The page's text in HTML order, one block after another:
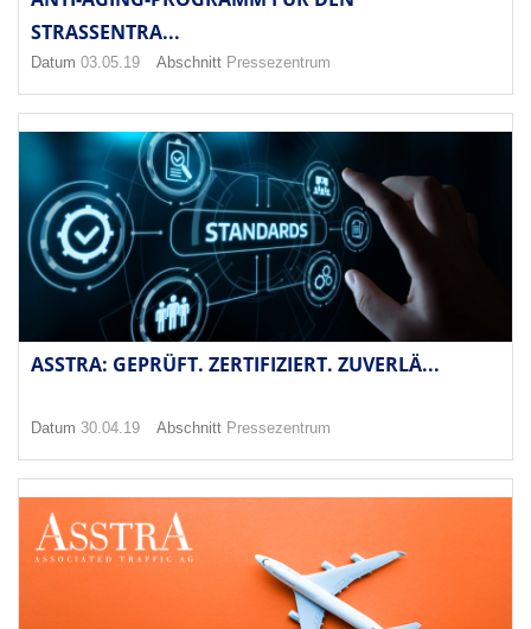
STRASSENTRA...
Datum 03.05.19 Abschnitt Pressezentrum
ASSTRA: GEPRÜFT. ZERTIFIZIERT. ZUVERLÄ...
Datum 30.04.19 Abschnitt Pressezentrum